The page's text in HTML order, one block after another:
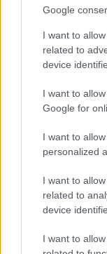
Google
I want to
related to
device
I want to
Google for
I want to
personalized
I want to
related to
device
I want to
Danics Dóra